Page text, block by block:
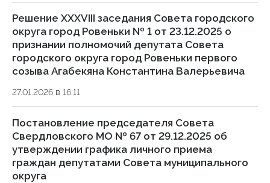
Решение XXXVIII заседания Совета городского
округа город Ровеньки № 1 от 23.12.2025 о
признании полномочий депутата Совета
городского округа город Ровеньки первого
созыва Агабекяна Константина Валерьевича
27.01.2026 в 16:11
Постановление председателя Совета
Свердловского МО № 67 от 29.12.2025 об
утверждении графика личного приема
граждан депутатами Совета муниципального
округа